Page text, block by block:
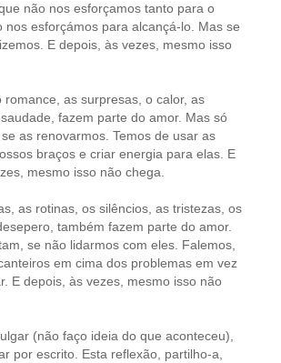
não nos esforçamos tanto para o
nos esforçámos para alcançá-lo. Mas se
E depois, às vezes, mesmo isso
romance, as surpresas, o calor, as
fazem parte do amor. Mas só
as renovarmos. Temos de usar as
braços e criar energia para elas. E
mesmo isso não chega.
as rotinas, os silêncios, as tristezas, os
também fazem parte do amor.
se não lidarmos com eles. Falemos,
em cima dos problemas em vez
E depois, às vezes, mesmo isso não
(não faço ideia do que aconteceu),
por escrito. Esta reflexão, partilho-a,